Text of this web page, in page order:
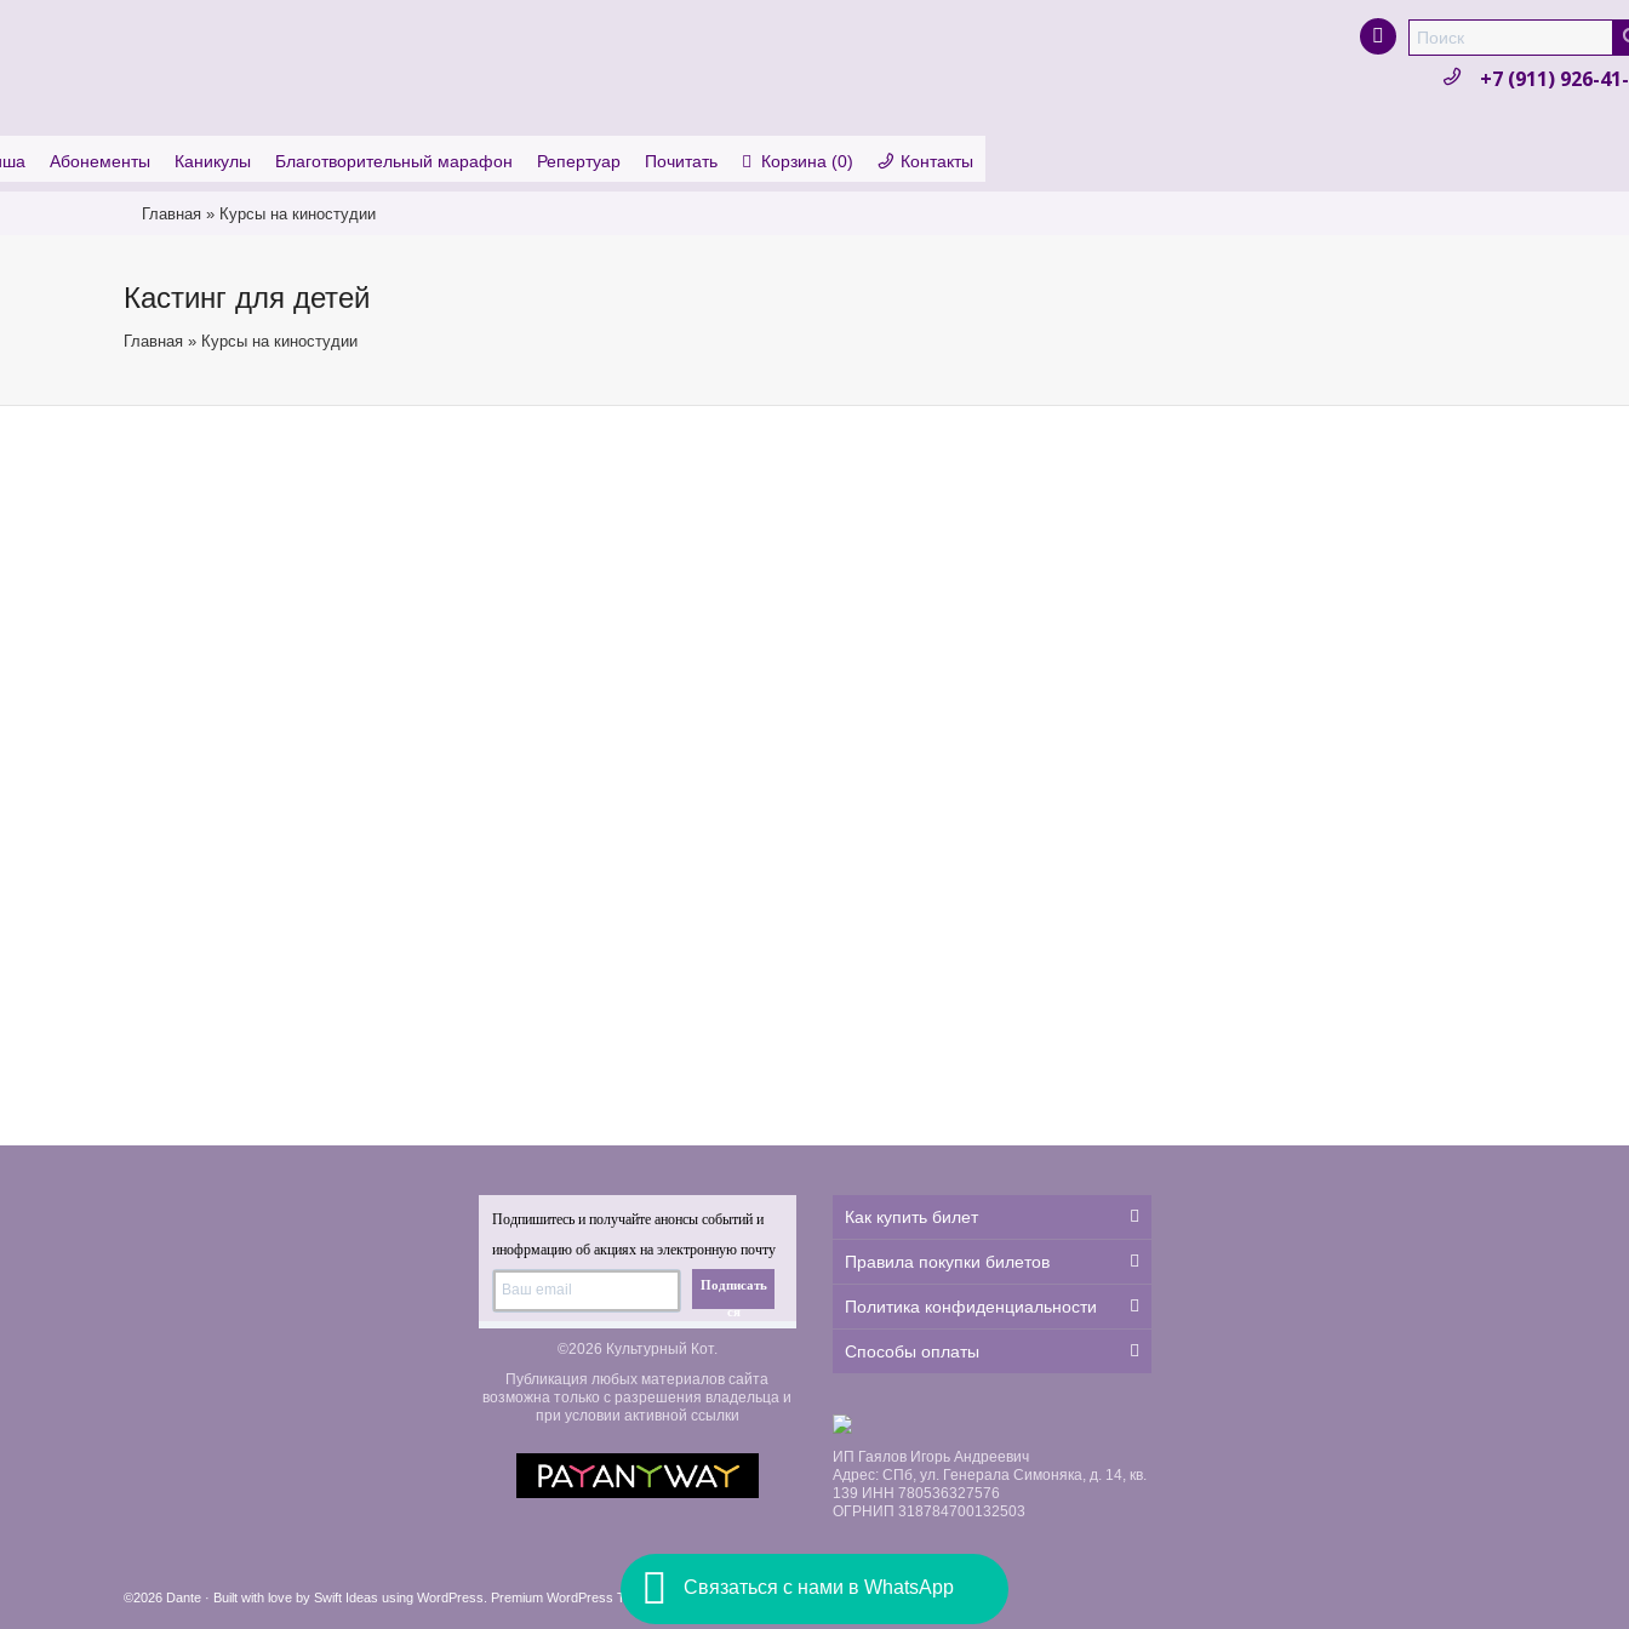
+7 (911) 926-
Абонементы Каникулы Благотворительный марафон Репертуар Почитать Корзина (0) Контакты
Главная » Курсы на киностудии
Связаться с нами в WhatsApp
Кастинг для детей
Главная » Курсы на киностудии
Подпишитесь и получайте анонсы событий и
инофрмацию об акциях на электронную почту
Подписать
ся
©2026 Культурный Кот.
Публикация любых материалов сайта
возможна только с разрешения владельца и
при условии активной ссылки
Как купить билет
Правила покупки билетов
Политика конфиденциальности
Способы оплаты
ИП Гаялов Игорь Андреевич
Адрес: СПб, ул. Генерала Симоняка, д. 14, кв.
139 ИНН 780536327576
ОГРНИП 318784700132503
©2026 Dante · Built with love by Swift Ideas using WordPress Premium WordPress Themes by Swift Ideas